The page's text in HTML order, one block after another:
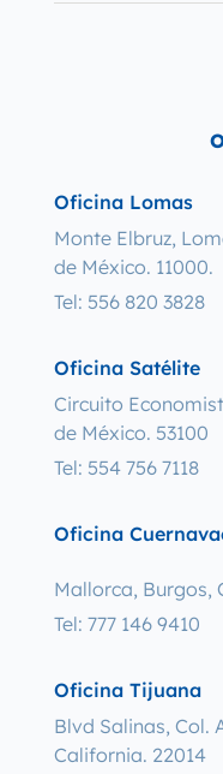
Oficina Lomas
Monte Elbruz,
de México. 11000.
Tel: 556 820 3828
Oficina Satélite
Circuito
de México. 53100
Tel: 554 756 7118
Oficina
Mallorca, Burgos,
Tel: 777 146 9410
Oficina Tijuana
Blvd Salinas, Col.
California. 22014